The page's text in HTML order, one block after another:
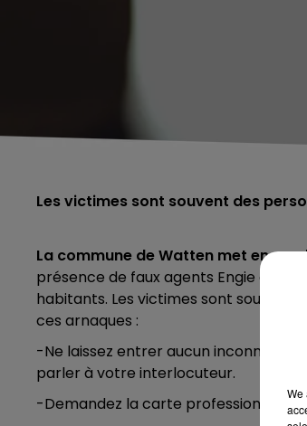
Les victimes sont souvent des
La commune de Watten met en
présence de faux agents Engie ou
habitants. Les victimes sont souvent
ces arnaques :
-Ne laissez entrer aucun inconnu
parler à votre interlocuteur.
-Demandez la carte professionnelleWe